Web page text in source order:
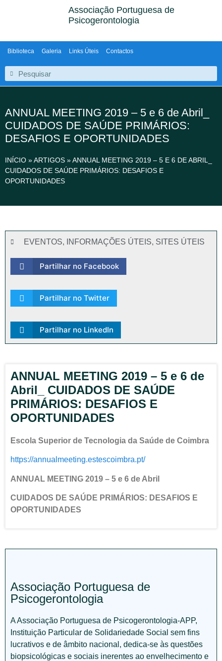
Associação Portuguesa de
Psicogerontologia
Biblioteca Galeria Links Úteis Contactos
ANNUAL MEETING 2019 – 5 e 6 de Abril_
CUIDADOS DE SAÚDE PRIMÁRIOS:
DESAFIOS E OPORTUNIDADES
INÍCIO »ARTIGOS »ANNUAL MEETING 2019 – 5 E 6 DE ABRIL_
CUIDADOS DE SAÚDE PRIMÁRIOS: DESAFIOS E
OPORTUNIDADES
EVENTOS, INFORMAÇÕES ÚTEIS, SITES ÚTEIS
Partilhar no Facebook
Partilhar no Twitter
Partilhar no LinkedIn
ANNUAL MEETING 2019 – 5 e 6 de
Abril_ CUIDADOS DE SAÚDE
PRIMÁRIOS: DESAFIOS E
OPORTUNIDADES
Escola Superior de Tecnologia da Saúde de Coimbra
https://annualmeeting.estescoimbra.pt/
ANNUAL MEETING 2019 – 5 e 6 de Abril
CUIDADOS DE SAÚDE PRIMÁRIOS: DESAFIOS E
OPORTUNIDADES
Associação Portuguesa de
Psicogerontologia
A Associação Portuguesa de Psicogerontologia-APP,
Instituição Particular de Solidariedade Social sem fins
lucrativos e de âmbito nacional, dedica-se às questões
biopsicológicas e sociais inerentes ao envelhecimento e